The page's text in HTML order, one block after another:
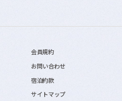
会員規約
お問い合わせ
宿泊約款
サイトマップ